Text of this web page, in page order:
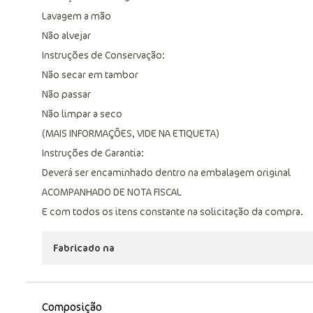
Lavagem a mão
Não alvejar
Instruções de Conservação:
Não secar em tambor
Não passar
Não limpar a seco
(MAIS INFORMAÇÕES, VIDE NA ETIQUETA)
Instruções de Garantia:
Deverá ser encaminhado dentro na embalagem original
ACOMPANHADO DE NOTA FISCAL
E com todos os itens constante na solicitação da compra.
Fabricado na
Composição